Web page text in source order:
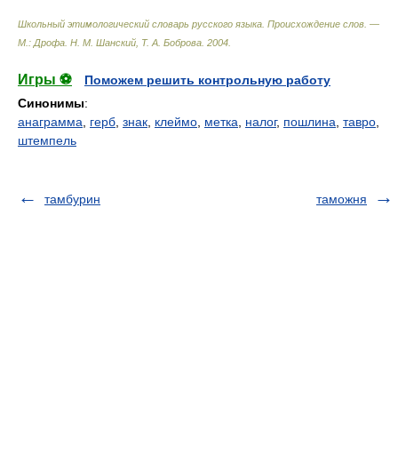
Школьный этимологический словарь русского языка. Происхождение слов. —
М.: Дрофа Н. М. Шанский, Т. А. Боброва 2004
Игры ⚽
Поможем решить контрольную работу
Синонимы:
анаграмма
герб знак клеймо метка налог, пошлина тавро
штемпель
тамбурин таможня